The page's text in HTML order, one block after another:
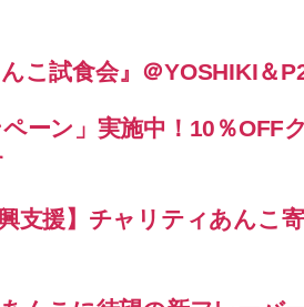
こ試食会』＠YOSHIKI＆
ペーン」実施中！10％OFF
支援】チャリティあんこ